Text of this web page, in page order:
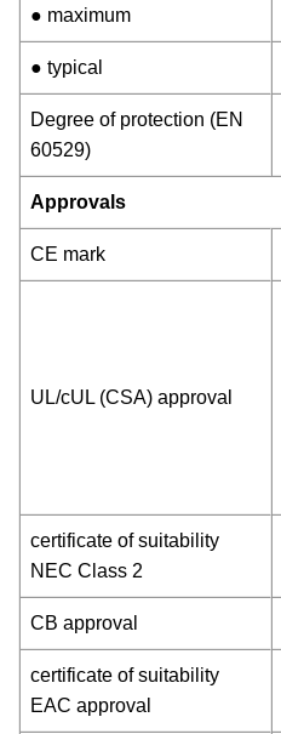
● maximum
● typical
Degree of protection (EN
60529)
Approvals
CE mark
UL/cUL (CSA) approval
certificate of suitability
NEC Class 2
CB approval
certificate of suitability
EAC approval